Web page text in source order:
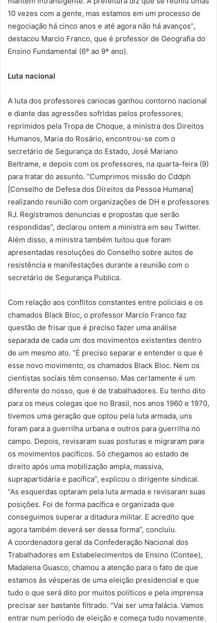
10 vezes com a gente, mas estamos em um processo de
negociação há cinco anos e até agora não há avanços”,
destacou Marcio Franco, que é professor de Geografia do
Ensino Fundamental (6º ao 9º ano).
Luta nacional
A luta dos professores cariocas ganhou contorno nacional
e diante das agressões sofridas pelos professores,
reprimidos pela Tropa de Choque, a ministra dos Direitos
Humanos, Maria do Rosário, encontrou-se com o
secretário de Segurança do Estado, José Mariano
Beltrame, e depois com os professores, na quarta-feira (9)
para tratar do assunto. “Cumprimos missão do Cddph
[Conselho de Defesa dos Direitos da Pessoa Humana]
realizando reunião com organizações de DH e professores
RJ. Registramos denuncias e propostas que serão
respondidas”, declarou ontem a ministra em seu Twitter.
Além disso, a ministra também tuitou que foram
apresentadas resoluções do Conselho sobre autos de
resistência e manifestações durante a reunião com o
secretário de Segurança Publica.
Com relação aos conflitos constantes entre policiais e os
chamados Black Bloc, o professor Marcio Franco faz
questão de frisar que é preciso fazer uma análise
separada de cada um dos movimentos existentes dentro
de um mesmo ato. “É preciso separar e entender o que é
esse novo movimento, os chamados Black Bloc. Nem os
cientistas sociais têm consenso. Mas certamente é um
diferente do nosso, que é de trabalhadores. Eu tenho dito
para os meus colegas que no Brasil, nos anos 1960 e 1970,
tivemos uma geração que optou pela luta armada, uns
foram para a guerrilha urbana e outros para guerrilha no
campo. Depois, revisaram suas posturas e migraram para
os movimentos pacíficos. Só chegamos ao estado de
direito após uma mobilização ampla, massiva,
suprapartidária e pacífica”, explicou o dirigente sindical.
“As esquerdas optaram pela luta armada e revisaram suas
posições. Foi de forma pacífica e organizada que
conseguimos superar a ditadura militar. E acredito que
agora também deverá ser dessa forma”, concluiu.
A coordenadora geral da Confederação Nacional dos
Trabalhadores em Estabelecimentos de Ensino (Contee),
Madalena Guasco, chamou a atenção para o fato de que
estamos às vésperas de uma eleição presidencial e que
tudo o que será dito por muitos políticos e pela imprensa
precisar ser bastante filtrado. “Vai ser uma falácia. Vamos
entrar num período de eleição e começa tudo novamente.